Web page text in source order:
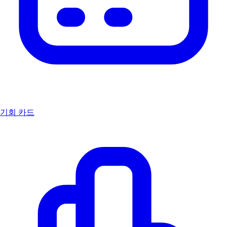
기회 카드